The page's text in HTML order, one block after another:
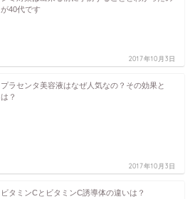
が40代です
2017年10月3日
プラセンタ美容液はなぜ人気なの？その効果と
は？
2017年10月3日
ビタミンCとビタミンC誘導体の違いは？